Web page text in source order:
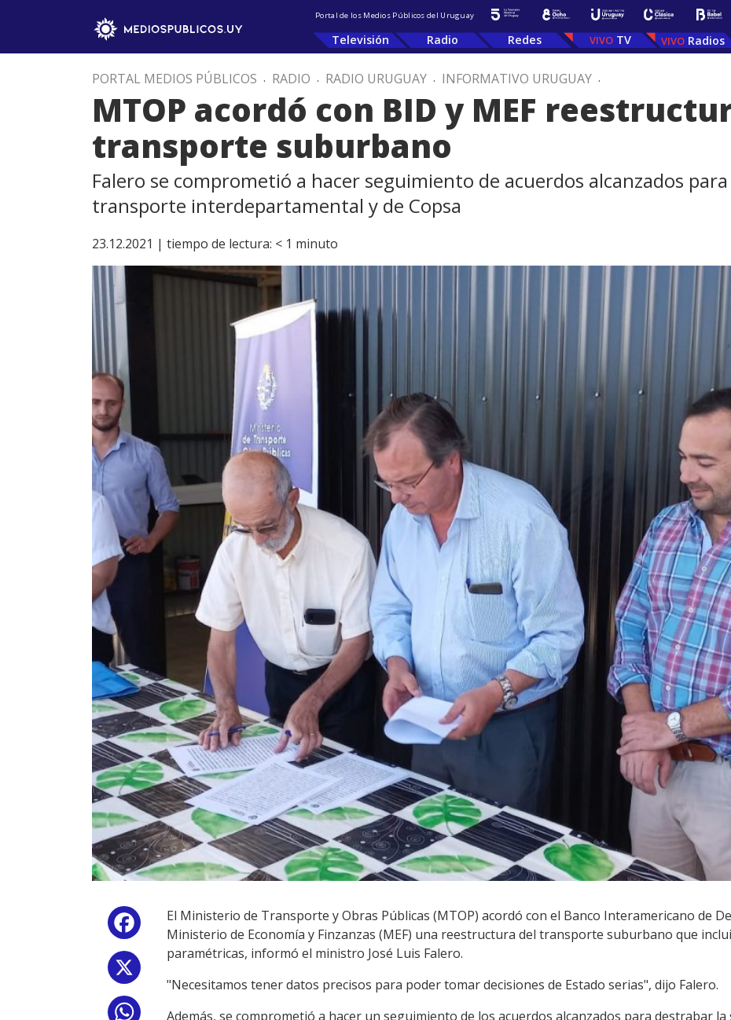
Portal de los Medios Públicos del Uruguay
Televisión Radio Redes TV Radios
PORTAL MEDIOS PÚBLICOS . RADIO . RADIO URUGUAY . INFORMATIVO URUGUAY .
MTOP acordó con BID y MEF
transporte suburbano
Falero se comprometió a hacer seguimiento de acuerdos alcanzados
transporte interdepartamental y de Copsa
23.12.2021 | tiempo de lectura: < 1 minuto
Facebook
WhatsApp
El Ministerio de Transporte y Obras Públicas (MTOP) acordó con el Banco Interamericano de
Ministerio de Economía y Finzanzas (MEF) una reestructura del transporte suburbano que
paramétricas, informó el ministro José Luis Falero.
"Necesitamos tener datos precisos para poder tomar decisiones de Estado serias", dijo Falero.
Además, se comprometió a hacer un seguimiento de los acuerdos alcanzados para destrabar